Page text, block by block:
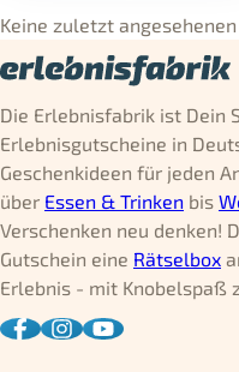
Keine zuletzt
Die Erlebnisfabrik ist Dein
Erlebnisgutscheine in
Geschenkideen für jeden
über Essen & Trinken bis
Verschenken neu denken!
Gutschein eine Rätselbox
Erlebnis - mit Knobelspaß